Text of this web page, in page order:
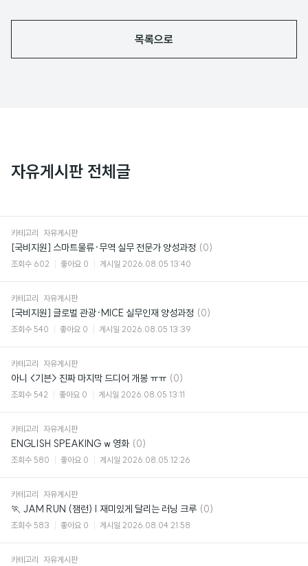
목록으로
자유게시판 전체글
카테고리 자유게시판
[국비지원] 스마트물류·무역 실무 전문가 양성과정 댓
(0)
조회수 602 좋아요 0 게시일 2026.08.05 13:40
카테고리 자유게시판
[국비지원] 글로벌 관광·MICE 실무인재 양성과정 댓
(0)
조회수 540 좋아요 0 게시일 2026.08.05 13:39
카테고리 자유게시판
아니 <기븐> 진짜 마지막 드디어 개봉 ㅠㅠ 댓
글
(0)
조회수 542 좋아요 0 게시일 2026.08.05 13:11
카테고리 자유게시판
ENGLISH SPEAKING w 영화 댓
글
(0)
조회수 580 좋아요 0 게시일 2026.08.05 12:26
카테고리 자유게시판
🏃 JAM RUN (잼런) | 재미있게 달리는 러닝 크루 댓
(0)
조회수 583 좋아요 0 게시일 2026.08.04 21:58
카테고리 자유게시판